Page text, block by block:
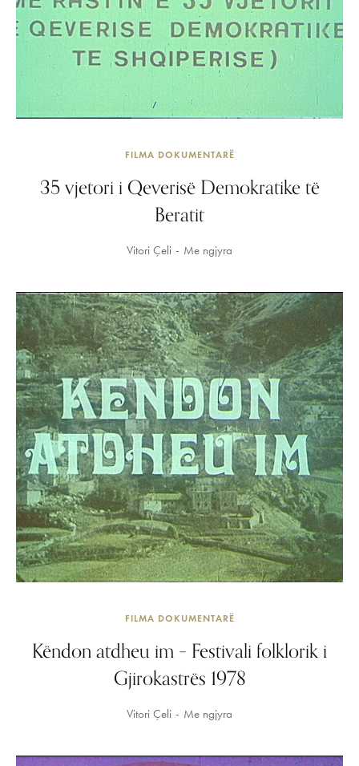
FILMA DOKUMENTARË
35 vjetori i Qeverisë Demokratike të
Beratit
Vitori Çeli Me ngjyra
FILMA DOKUMENTARË
Këndon atdheu im – Festivali folklorik i
Gjirokastrës 1978
Vitori Çeli Me ngjyra